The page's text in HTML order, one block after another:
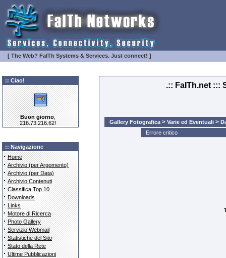
[ The Web? FaITh Systems & Services. Just connect! ]
:: Ciao!
Buon giorno,
216.73.216.62!
:: Navigazione
· Home
· Archivio (per Argomento)
· Archivio (per Data)
· Archivio Contenuti
· Classifica Top 10
· Downloads
· Links
· Motore di Ricerca
· Photo Gallery
· Servizio Webmail
· Statistiche del Sito
· Stato della Rete
· Ultime Pubblicazioni
.:: FaITh.net :::
Gallery Fotografica> Varie ed Eventuali>
Errore critico